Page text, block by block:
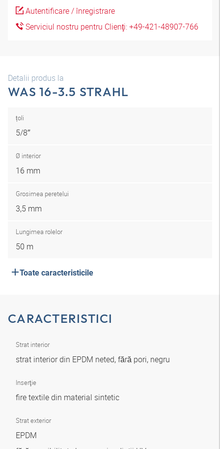
Autentificare / înregistrare
Serviciul nostru pentru Clienţi: +49-421-48907-766
Detalii produs la
WAS 16-3.5 STRAHL
țoli
5/8″
Ø interior
16 mm
Grosimea peretelui
3,5 mm
Lungimea rolelor
50 m
Toate caracteristicile
CARACTERISTICI
Strat interior
strat interior din EPDM neted, fără pori, negru
Inserţie
fire textile din material sintetic
Strat exterior
EPDM